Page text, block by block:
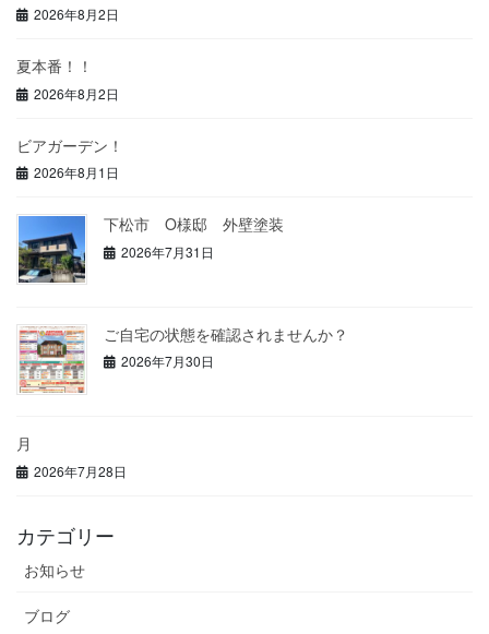
2026年8月2日
夏本番！！
2026年8月2日
ビアガーデン！
2026年8月1日
下松市 O様邸 外壁塗装
2026年7月31日
ご自宅の状態を確認されませんか？
2026年7月30日
月
2026年7月28日
カテゴリー
お知らせ
ブログ